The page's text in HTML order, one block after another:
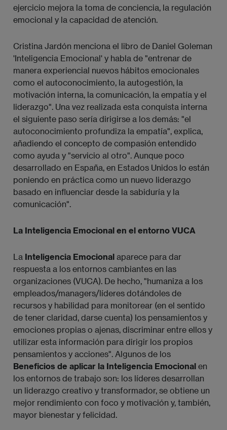
ejercicio mejora la toma de conciencia, la regulación
emocional y la capacidad de atención.
Cristina Jardón menciona el libro de Daniel Goleman
'Inteligencia Emocional' y habla de "entrenar de
manera experiencial nuevos hábitos emocionales
como el autoconocimiento, la autogestión, la
motivación interna, la comunicación, la empatía y el
liderazgo". Una vez realizada esta conquista interna
el siguiente paso sería dirigirse a los demás: "el
autoconocimiento profundiza la empatía", explica,
añadiendo el concepto de compasión entendido
como ayuda y "servicio al otro". Aunque poco
desarrollado en España, en Estados Unidos lo están
poniendo en práctica como un nuevo liderazgo
basado en influenciar desde la sabiduría y la
comunicación".
La Inteligencia Emocional en el entorno VUCA
La Inteligencia Emocional aparece para dar
respuesta a los entornos cambiantes en las
organizaciones (VUCA). De hecho, "humaniza a los
empleados/managers/líderes dotándoles de
recursos y habilidad para monitorear (en el sentido
de tener claridad, darse cuenta) los pensamientos y
emociones propias o ajenas, discriminar entre ellos y
utilizar esta información para dirigir los propios
pensamientos y acciones". Algunos de los
Beneficios de aplicar la Inteligencia Emocional en
los entornos de trabajo son: los líderes desarrollan
un liderazgo creativo y transformador, se obtiene un
mejor rendimiento con foco y motivación y, también,
mayor bienestar y felicidad.